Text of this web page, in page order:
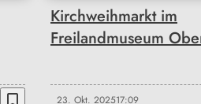
bookmark_border
Kirchweihmarkt im
Freilandmuseum
23. Okt. 202517:09